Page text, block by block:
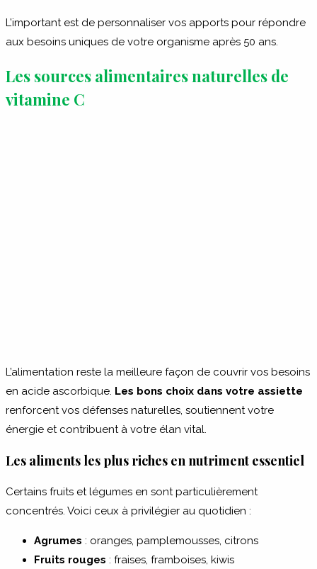
L’important est de personnaliser vos apports pour répondre
aux besoins uniques de votre organisme après 50 ans.
Les sources alimentaires naturelles de
vitamine C
L’alimentation reste la meilleure façon de couvrir vos besoins
en acide ascorbique. Les bons choix dans votre assiette
renforcent vos défenses naturelles, soutiennent votre
énergie et contribuent à votre élan vital.
Les aliments les plus riches en nutriment essentiel
Certains fruits et légumes en sont particulièrement
concentrés. Voici ceux à privilégier au quotidien :
Agrumes : oranges, pamplemousses, citrons
Fruits rouges : fraises, framboises, kiwis